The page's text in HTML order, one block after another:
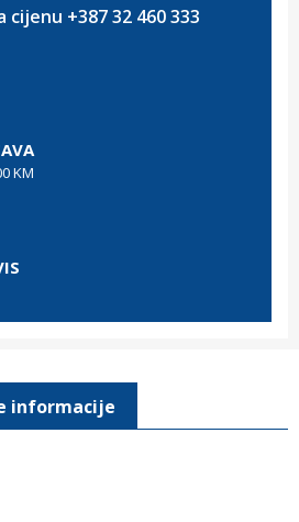
cijenu +387 32 460 333
KM
informacije